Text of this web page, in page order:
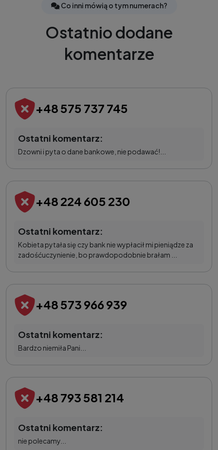
Co inni mówią o tym numerach?
Ostatnio dodane
komentarze
+48 575 737 745
Ostatni komentarz:
Dzowni i pyta o dane bankowe, nie podawać!...
+48 224 605 230
Ostatni komentarz:
Kobieta pytała się czy bank nie wypłacił mi pieniądze za
zadośćuczynienie, bo prawdopodobnie brałam ...
+48 573 966 939
Ostatni komentarz:
Bardzo niemiła Pani...
+48 793 581 214
Ostatni komentarz:
nie polecamy...